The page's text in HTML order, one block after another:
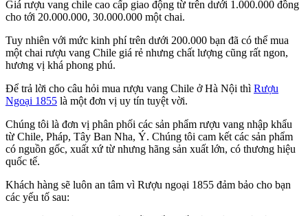
Giá rượu vang chile cao cấp giao động từ trên dưới 1.000.000 đồng
cho tới 20.000.000, 30.000.000 một chai.
Tuy nhiên với mức kinh phí trên dưới 200.000 bạn đã có thể mua
một chai rượu vang Chile giá rẻ nhưng chất lượng cũng rất ngon,
hương vị khá phong phú.
Để trả lời cho câu hỏi mua rượu vang Chile ở Hà Nội thì Rượu
Ngoại 1855 là một đơn vị uy tín tuyệt vời.
Chúng tôi là đơn vị phân phối các sản phẩm rượu vang nhập khẩu
từ Chile, Pháp, Tây Ban Nha, Ý. Chúng tôi cam kết các sản phẩm
có nguồn gốc, xuất xứ từ nhưng hãng sản xuất lớn, có thương hiệu
quốc tế.
Khách hàng sẽ luôn an tâm vì Rượu ngoại 1855 đảm bảo cho bạn
các yếu tố sau: